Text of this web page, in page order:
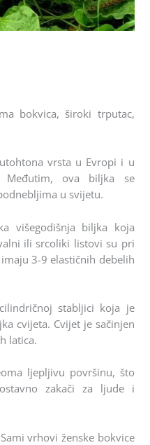
bokvica, široki trputac,
vrsta u Evropi i u
Međutim, ova biljka se
u svijetu.
višegodišnja biljka koja
ili srcoliki listovi su pri
3-9 elastičnih debelih
stabljici koja je
cvijeta. Cvijet je sačinjen
latica.
ljepljivu površinu, što
zakači za ljude i
Sami vrhovi ženske bokvice